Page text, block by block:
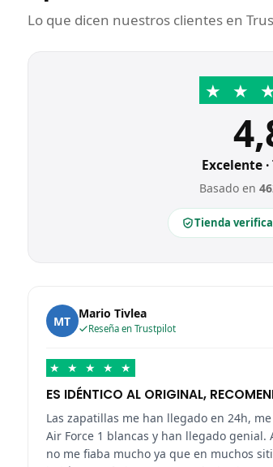
Lo que dicen nuestros clientes en
★ ★
Excelente
Basado en
Tienda
MT Mario Tivlea
Reseña en Trustpilot
★ ★ ★ ★ ★
ES IDÉNTICO AL ORIGINAL,
Las zapatillas me han llegado en 24h,
Air Force 1 blancas y han llegado genial.
no me fiaba mucho ya que en muchos